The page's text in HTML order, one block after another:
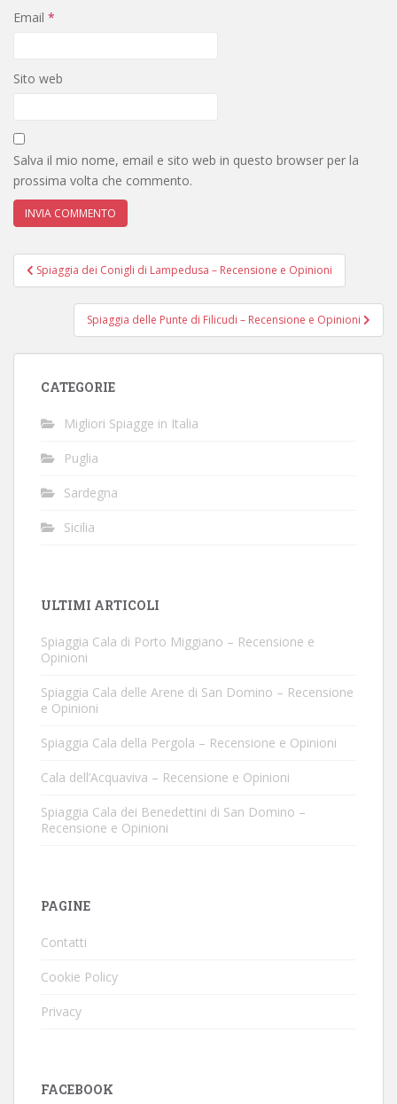
Email *
Sito web
Salva il mio nome, email e sito web in questo browser per la
prossima volta che commento.
Navigazione
articoli
Spiaggia dei Conigli di Lampedusa – Recensione e Opinioni
Spiaggia delle Punte di Filicudi – Recensione e Opinioni
CATEGORIE
Migliori Spiagge in Italia
Puglia
Sardegna
Sicilia
ULTIMI ARTICOLI
Spiaggia Cala di Porto Miggiano – Recensione e
Opinioni
Spiaggia Cala delle Arene di San Domino – Recensione
e Opinioni
Spiaggia Cala della Pergola – Recensione e Opinioni
Cala dell’Acquaviva – Recensione e Opinioni
Spiaggia Cala dei Benedettini di San Domino –
Recensione e Opinioni
PAGINE
Contatti
Cookie Policy
Privacy
FACEBOOK